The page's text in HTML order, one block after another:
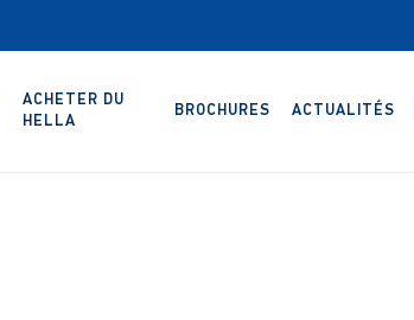
ACHETER DU
HELLA
BROCHURES ACTUALITÉS